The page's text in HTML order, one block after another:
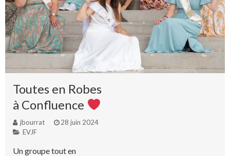
Toutes en Robes
à Confluence
jbourrat
28 juin 2024
EVJF
Un groupe tout en